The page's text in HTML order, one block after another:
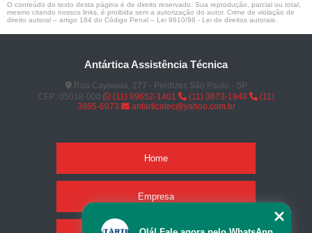
O conteúdo do texto desta página é de direito reservado. Sua reprodução, parcial ou total,
mesmo citando nossos links, é proibida sem a autorização do autor. Crime de violação de
direito autoral – artigo 184 do Código Penal – Lei 9610/98 - Lei de direitos autorais
Antártica Assistência Técnica
Rua Cayowaá, 277 - Perdizes São Paulo - SP
CEP: 05018-000
(11) 99652-1401 (11) 3673-1948
(11)
3865-6073
antarticatec@yahoo.com.br
Home
Empresa